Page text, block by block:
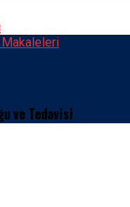
ve Tedavisi